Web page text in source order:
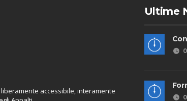
accessibile, interamente
Ultime